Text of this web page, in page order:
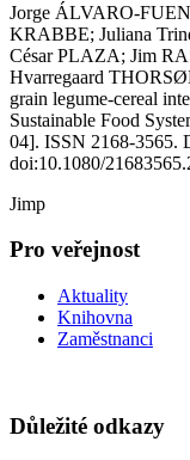
Jorge ÁLVARO-
KRABBE; Juliana
César PLAZA; Jim
Hvarregaard
grain legume-cereal
Sustainable Food
04]. ISSN 2168-3565.
doi:10.1080/
Jimp
Pro veřejnost
Aktuality
Knihovna
Zaměstnanci
Důležité odkazy